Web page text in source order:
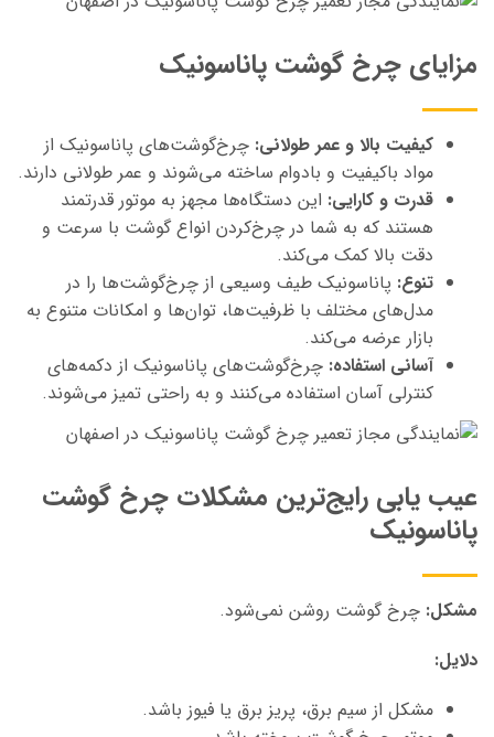
مزایای چرخ گوشت پاناسونیک
کیفیت بالا و عمر طولانی: چرخ‌گوشت‌های پاناسونیک از
مواد باکیفیت و بادوام ساخته می‌شوند و عمر طولانی دارند.
قدرت و کارایی: این دستگاه‌ها مجهز به موتور قدرتمند
هستند که به شما در چرخ‌کردن انواع گوشت با سرعت و
دقت بالا کمک می‌کند.
تنوع: پاناسونیک طیف وسیعی از چرخ‌گوشت‌ها را در
مدل‌های مختلف با ظرفیت‌ها، توان‌ها و امکانات متنوع به
بازار عرضه می‌کند.
آسانی استفاده: چرخ‌گوشت‌های پاناسونیک از دکمه‌های
کنترلی آسان استفاده می‌کنند و به راحتی تمیز می‌شوند.
عیب یابی رایج‌ترین مشکلات چرخ گوشت
پاناسونیک
مشکل: چرخ گوشت روشن نمی‌شود.
دلایل:
مشکل از سیم برق، پریز برق یا فیوز باشد.